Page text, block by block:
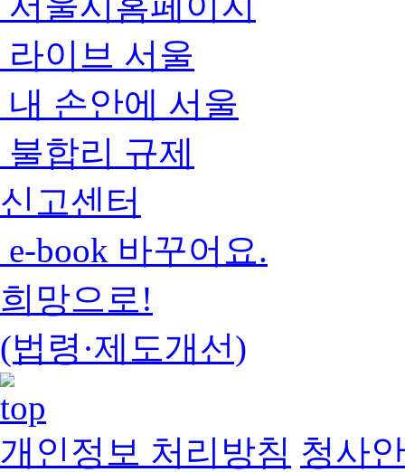
라이브 서울
내 손안에 서울
불합리 규제
신고센터
e-book 바꾸어요.
희망으로!
(법령·제도개선)
개인정보 처리방침 청사